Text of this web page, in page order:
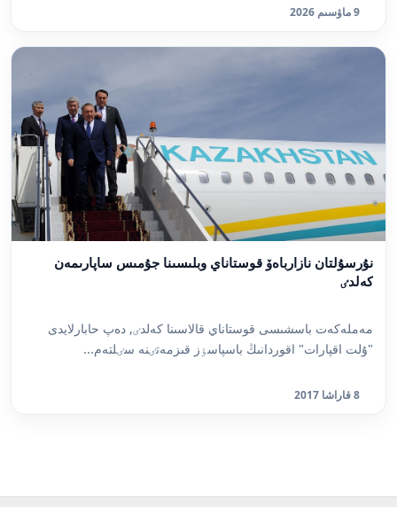
9 ماۋسىم 2026
نۇرسۇلتان نازارباەۆ قوستاناي وبلىسىنا جۇمىس ساپارىمەن
كەلدٸ
مەملەكەت باسشىسى قوستاناي قالاسىنا كەلدٸ, دەپ حابارلايدى
"ۇلت اقپارات" اقوردانىڭ باسپاسٶز قىزمەتٸنە سٸلتەم...
8 قاراشا 2017